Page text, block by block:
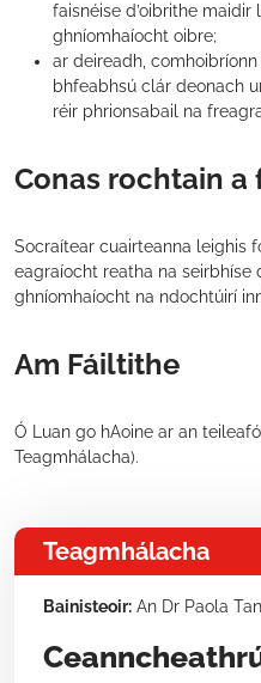
faisnéise d’oibrithe
ghníomhaíocht oibre;
ar deireadh,
bhfeabhsú clár deonach
réir phrionsabail na
Conas rochtain a
Socraítear cuairteanna leighis
eagraíocht reatha na seirbhíse
ghníomhaíocht na ndochtúirí
Am Fáiltithe
Ó Luan go hAoine ar an
Teagmhálacha).
Teagmhálacha
Bainisteoir: An Dr Paola